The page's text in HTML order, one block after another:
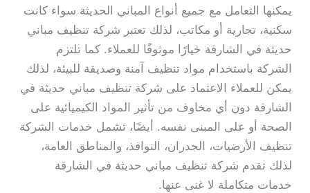
يمكنها التعامل مع جميع أنواع المباني الحديثة سواء كانت
سكنية، تجارية أو مكاتب، لذلك تعتبر شركة تنظيف مباني
حديثة في الشارقة خيارًا موثوقًا للعملاء. كما تلتزم
الشركة باستخدام مواد تنظيف آمنة وصديقة للبيئة، لذلك
يمكن للعملاء الاعتماد على شركة تنظيف مباني حديثة في
الشارقة دون أي مخاوف من تأثير المواد الكيميائية على
الصحة أو على المبنى نفسه. أيضًا، تشمل خدمات الشركة
تنظيف الأرضيات، الجدران، النوافذ، والمناطق العامة،
لذلك تقدم شركة تنظيف مباني حديثة في الشارقة
خدمات متكاملة لا غنى عنها.